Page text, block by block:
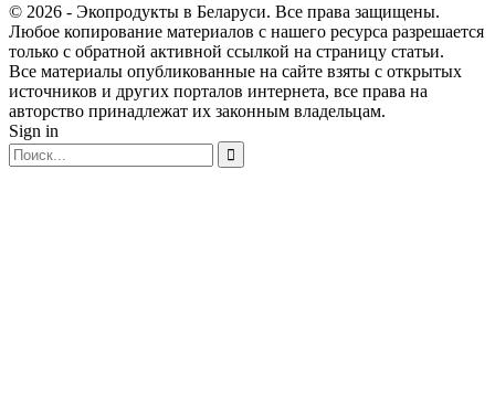
© 2026 - Экопродукты в Беларуси. Все права защищены.
Любое копирование материалов с нашего ресурса разрешается
только с обратной активной ссылкой на страницу статьи.
Все материалы опубликованные на сайте взяты с открытых
источников и других порталов интернета, все права на
авторство принадлежат их законным владельцам.
Sign in